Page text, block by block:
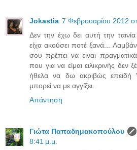
Jokastia 7 Φεβρουαρίου 2012
Δεν την έχω δει αυτή την
είχα ακούσει ποτέ ξανά...
σου πρέπει να είναι πραγματικά
που για να είμαι ειλικρινής
ήθελα να δω ακριβώς επειδή
μπορεί να με αγγίξει.
Απάντηση
Γιώτα Παπαδημακοπούλου
8:41 μ.μ.